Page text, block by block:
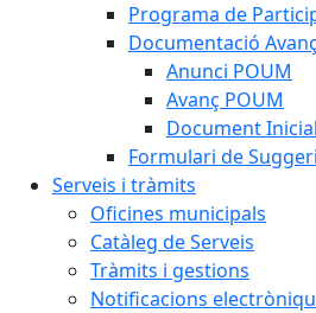
Programa de
Documentació
Anunci POUM
Avanç POUM
Document
Formulari de
Serveis i tràmits
Oficines municipals
Catàleg de Serveis
Tràmits i gestions
Notificacions